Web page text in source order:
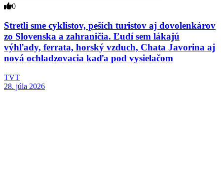
0
Stretli sme cyklistov, peších turistov aj dovolenkárov
zo Slovenska a zahraničia. Ľudí sem lákajú
výhľady, ferrata, horský vzduch, Chata Javorina aj
nová ochladzovacia kaďa pod vysielačom
TVT
28. júla 2026